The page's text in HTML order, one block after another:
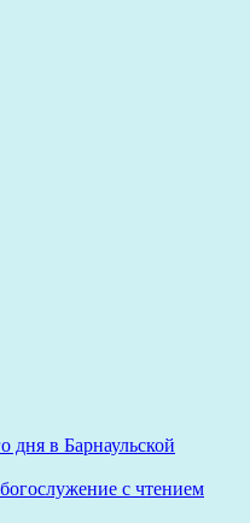
дня в Барнаульской
с чтением